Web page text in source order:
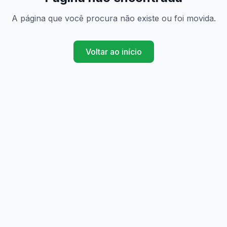
A página que você procura não existe ou foi movida.
Voltar ao início